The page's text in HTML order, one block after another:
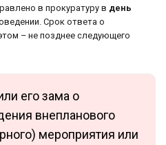
в прокуратуру в день
Срок ответа о
– не позднее следующего
его зама о
внепланового
мероприятия или